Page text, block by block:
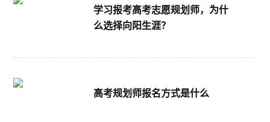
学习报考高考志愿规划师，为什
么选择向阳生涯？
高考规划师报名方式是什么